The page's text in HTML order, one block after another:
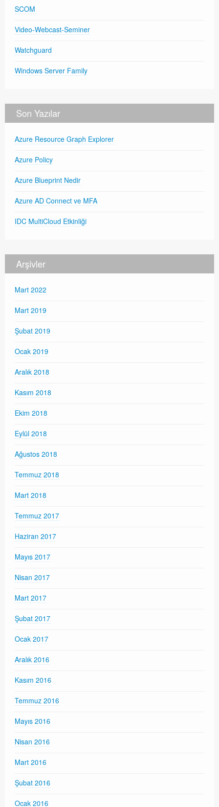
SCOM
Video-Webcast-Seminer
Watchguard
Windows Server Family
Son Yazılar
Azure Resource Graph Explorer
Azure Policy
Azure Blueprint Nedir
Azure AD Connect ve MFA
IDC MultiCloud Etkinliği
Arşivler
Mart 2022
Mart 2019
Şubat 2019
Ocak 2019
Aralık 2018
Kasım 2018
Ekim 2018
Eylül 2018
Ağustos 2018
Temmuz 2018
Mart 2018
Temmuz 2017
Haziran 2017
Mayıs 2017
Nisan 2017
Mart 2017
Şubat 2017
Ocak 2017
Aralık 2016
Kasım 2016
Temmuz 2016
Mayıs 2016
Nisan 2016
Mart 2016
Şubat 2016
Ocak 2016